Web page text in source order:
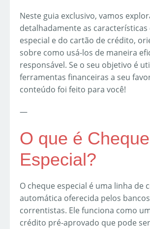
Neste guia exclusivo, vamos
detalhadamente as
especial e do cartão de crédito,
sobre como usá-los de maneira
responsável. Se o seu objetivo é
ferramentas financeiras a seu
conteúdo foi feito para você!
—
O que é Cheque
Especial?
O cheque especial é uma linha de
automática oferecida pelos
correntistas. Ele funciona como
crédito pré-aprovado que pode